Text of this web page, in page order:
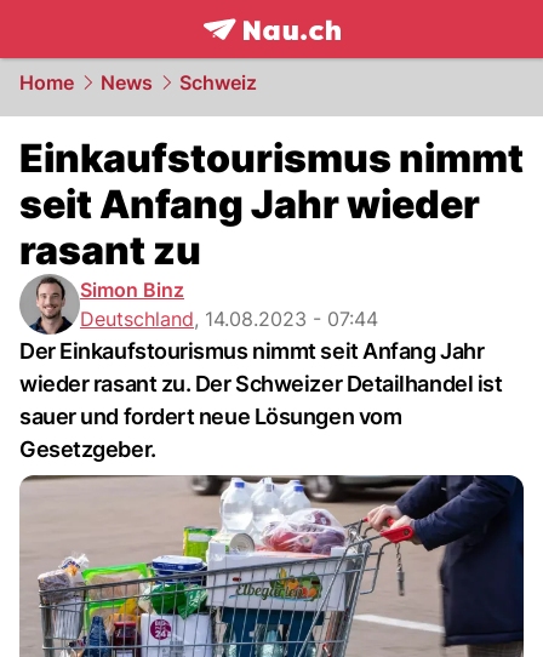
frontpage.NAU.ch
Home News Schweiz
Einkaufstourismus nimmt
seit Anfang Jahr wieder
rasant zu
Simon Binz
Deutschland, 14.08.2023 - 07:44
Der Einkaufstourismus nimmt seit Anfang Jahr
wieder rasant zu. Der Schweizer Detailhandel ist
sauer und fordert neue Lösungen vom
Gesetzgeber.